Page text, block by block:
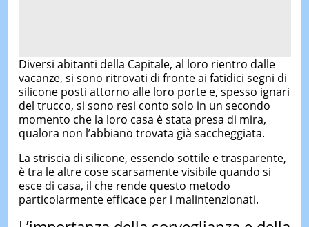
Diversi abitanti della Capitale, al loro rientro dalle
vacanze, si sono ritrovati di fronte ai fatidici segni di
silicone posti attorno alle loro porte e, spesso ignari
del trucco, si sono resi conto solo in un secondo
momento che la loro casa è stata presa di mira,
qualora non l’abbiano trovata già saccheggiata.
La striscia di silicone, essendo sottile e trasparente,
è tra le altre cose scarsamente visibile quando si
esce di casa, il che rende questo metodo
particolarmente efficace per i malintenzionati.